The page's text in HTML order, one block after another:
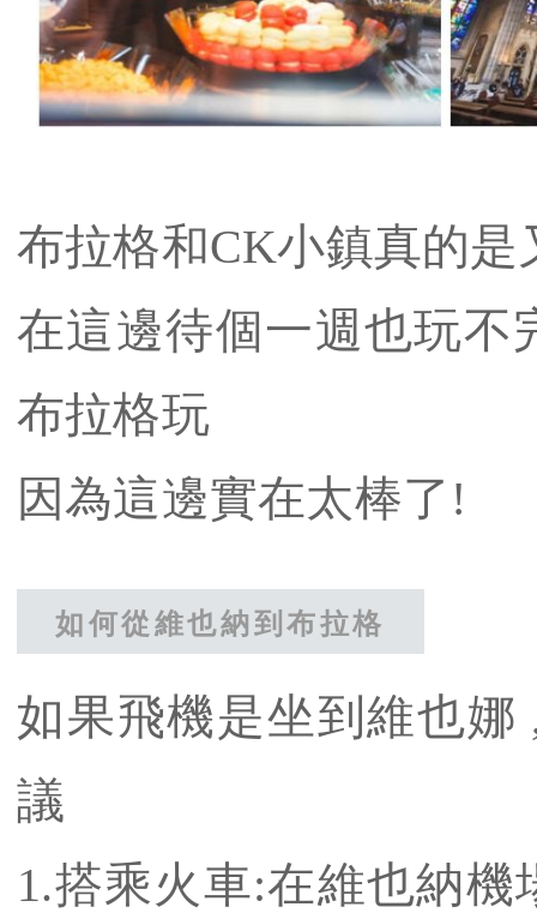
布拉格和CK小鎮真的是
在這邊待個一週也玩不
布拉格玩
因為這邊實在太棒了!
如何從維也納到布拉格
如果飛機是坐到維也
議
1.搭乘火車:在維也納